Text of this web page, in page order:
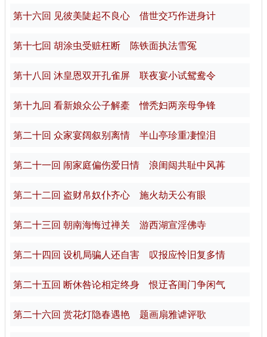
第十六回 见彼美陡起不良心 借世交巧作进身计
第十七回 胡涂虫受赃枉断 陈铁面执法雪冤
第十八回 沐皇恩双开孔雀屏 联夜宴小试鸳鸯令
第十九回 看新娘众公子解橐 憎秃妇两亲母争锋
第二十回 众家宴阔叙别离情 半山亭珍重凄惶泪
第二十一回 闹家庭偏伤爱日情 浪闺闼共耻中风苒
第二十二回 盗财帛奴仆齐心 施火劫天公有眼
第二十三回 朝南海悔过禅关 游西湖宣淫佛寺
第二十四回 设机局骗人还自害 叹报应怜旧复多情
第二十五回 断休咎论相定终身 恨迂吝闺门争闲气
第二十六回 赏花灯隐春遇艳 题画扇雅谑评歌